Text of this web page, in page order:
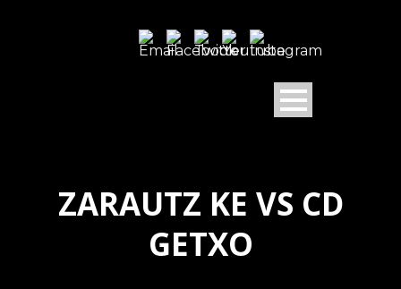
ZARAUTZ KE VS CD
GETXO